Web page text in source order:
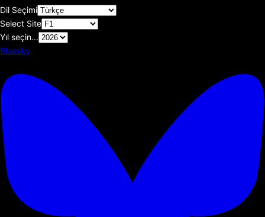
Dil Seçimi
Select Site
Yıl seçin...
Bluesky